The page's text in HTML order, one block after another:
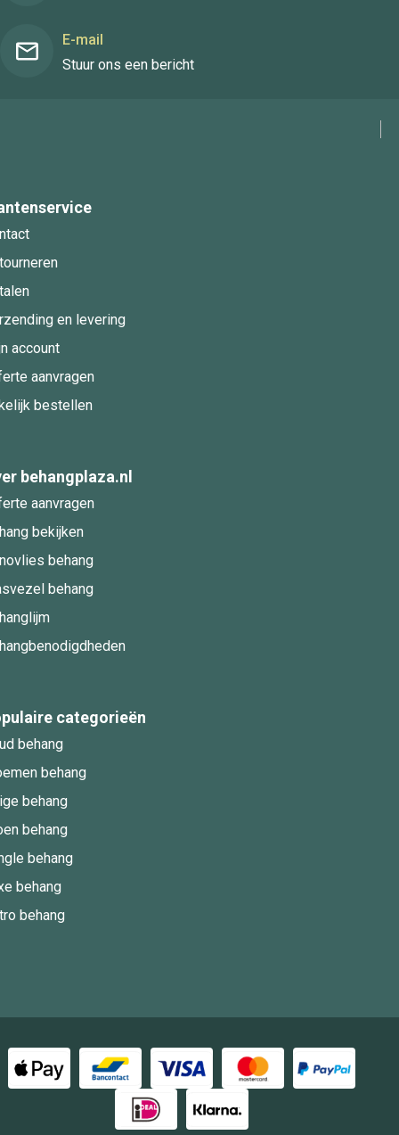
E-mail
Stuur ons een bericht
en levering
account
aanvragen
bestellen
behangplaza.nl
aanvragen
bekijken
behang
behang
categorieën
behang
behang
behang
behang
behang
behang
behang